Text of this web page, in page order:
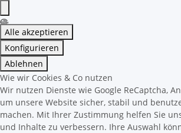
Alle akzeptieren
Konfigurieren
Ablehnen
Wie wir Cookies & Co nutzen
Wir nutzen Dienste wie Google ReCaptcha,
um unsere Website sicher, stabil und
machen. Mit Ihrer Zustimmung helfen Sie
und Inhalte zu verbessern. Ihre Auswahl